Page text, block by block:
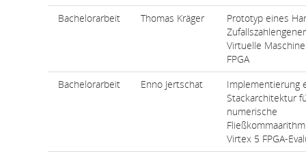
Bachelorarbeit
Thomas Kräger
Prototyp eines
Virtuelle
FPGA
Bachelorarbeit
Enno Jertschat
Implementierung
Stackarchitektur
numerische
Virtex 5 FPGA-